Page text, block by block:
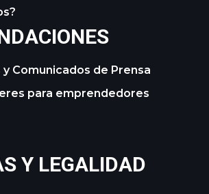
y Comunicados de Prensa
para emprendedores
Y LEGALIDAD